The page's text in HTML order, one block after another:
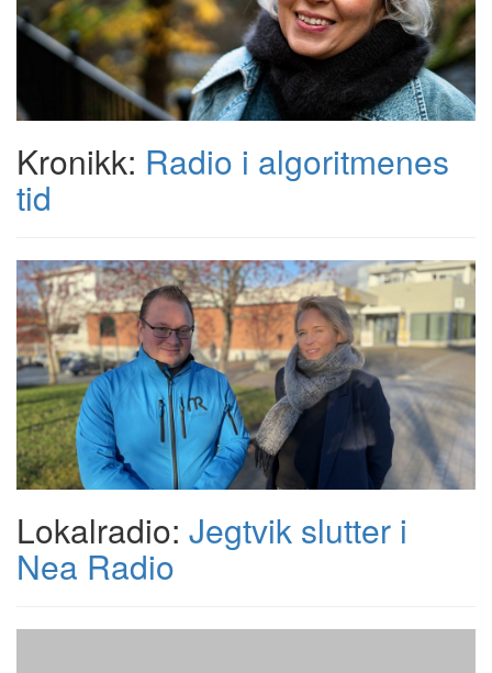
Kronikk: Radio i algoritmenes
tid
Lokalradio: Jegtvik slutter i
Nea Radio